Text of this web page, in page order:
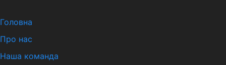
Головна
Про нас
Наша команда